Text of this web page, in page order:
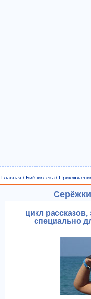
Главная / Библиотека /
цикл
специально